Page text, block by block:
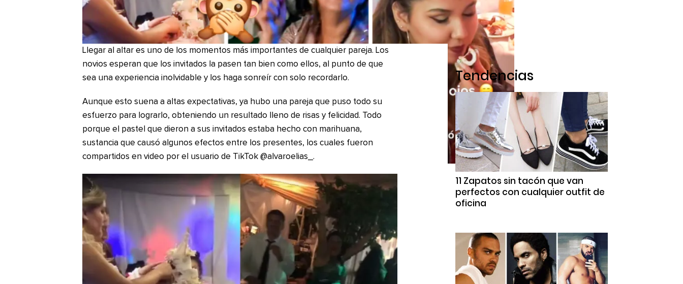
Llegar al altar es uno de los momentos más importantes de cualquier pareja. Los
novios esperan que los invitados la pasen tan bien como ellos, al punto de que
sea una experiencia inolvidable y los haga sonreír con solo recordarlo.
Aunque esto suena a altas expectativas, ya hubo una pareja que puso todo su
esfuerzo para lograrlo, obteniendo un resultado lleno de risas y felicidad. Todo
porque el pastel que dieron a sus invitados estaba hecho con marihuana,
sustancia que causó algunos efectos entre los presentes, los cuales fueron
compartidos en video por el usuario de TikTok @alvaroelias_.
Tendencias
11 Zapatos sin tacón que van
perfectos con cualquier outfit de
oficina